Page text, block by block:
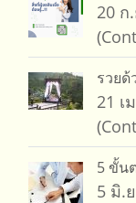
20 ก
รวยด้
21 เ
5 ขั้น
5 มิ.